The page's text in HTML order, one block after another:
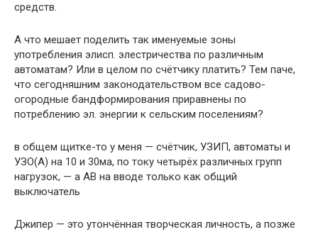
средств.
А что мешает поделить так именуемые зоны
употребления элисп. элестричества по различным
автоматам? Или в целом по счётчику платить? Тем паче,
что сегодняшним законодательством все садово-
огородные бандформирования приравнены по
потреблению эл. энергии к сельским поселениям?
в общем щитке-то у меня — счётчик, УЗИП, автоматы и
УЗО(А) на 10 и 30ма, по току четырёх различных групп
нагрузок, — а АВ на вводе только как общий
выключатель
Джипер — это утончённая творческая личность, а позже